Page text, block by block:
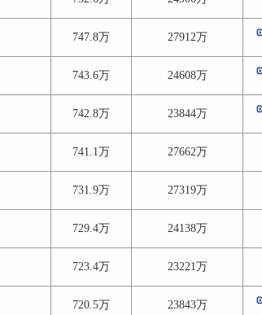
747.8万 27912万
743.6万 24608万
742.8万 23844万
741.1万 27662万
731.9万 27319万
729.4万 24138万
723.4万 23221万
720.5万 23843万